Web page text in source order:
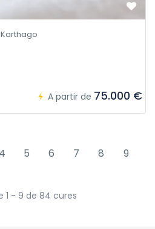
A partir de 75.000 €
4 5 6 7 8
9
1 - 9 de 84 cures